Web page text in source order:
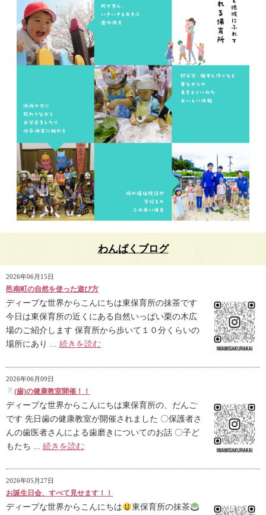
わんぱくブログ
2026年06月15日
邑南町の自然を使った遊び方
ディープな世界からこんにちは東保育所の抹茶です
今日は東保育所の近くにある自然いっぱい栗の木広
場のご紹介します 保育所から歩いて１０分くらいの
場所にあり ... 続きを読む
2026年06月09日
(歯)の健康教室開催！！
ディープな世界からこんにちは東保育所の、だんご
です 先日歯の健康教室が開催されました 〇保護者さ
んの歯医者さんによる歯磨きについてのお話 〇子ど
もたち ... 続きを読む
2026年05月27日
お誕生日会、すべて見せます！！
ディープな世界からこんにちは
東保育所の抹茶